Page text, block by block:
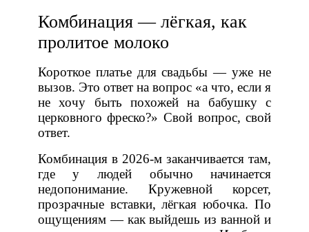
Комбинация — лёгкая, как
пролитое молоко
Короткое платье для свадьбы — уже не
вызов. Это ответ на вопрос «а что, если я
не хочу быть похожей на бабушку с
церковного фреско?» Свой вопрос, свой
ответ.
Комбинация в 2026-м заканчивается там,
где у людей обычно начинается
недопонимание. Кружевной корсет,
прозрачные вставки, лёгкая юбочка. По
ощущениям — как выйдешь из ванной и